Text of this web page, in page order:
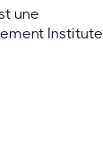
une
Institute